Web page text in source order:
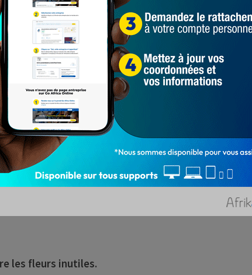
l’hématocrite avec baisse rapides des plaquettes
?
et sont subdivisées en dix différents points que
sous moustiquaire.
des moustiques.
les fleurs inutiles.